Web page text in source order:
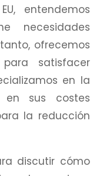
entendemos
necesidades
ofrecemos
para satisfacer
en la
en sus costes
la reducción
discutir cómo